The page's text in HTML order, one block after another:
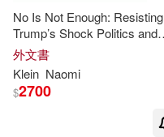
No Is Not Enough: Resisting
Trump’s Shock Politics and
Winning the World We Need
外文書
Klein Naomi
$2700